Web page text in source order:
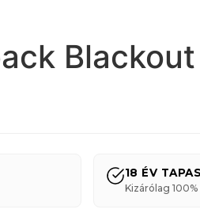
18 ÉV
Kizárólag